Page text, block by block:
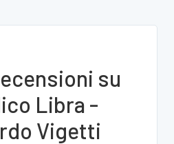
su
Libra -
Vigetti